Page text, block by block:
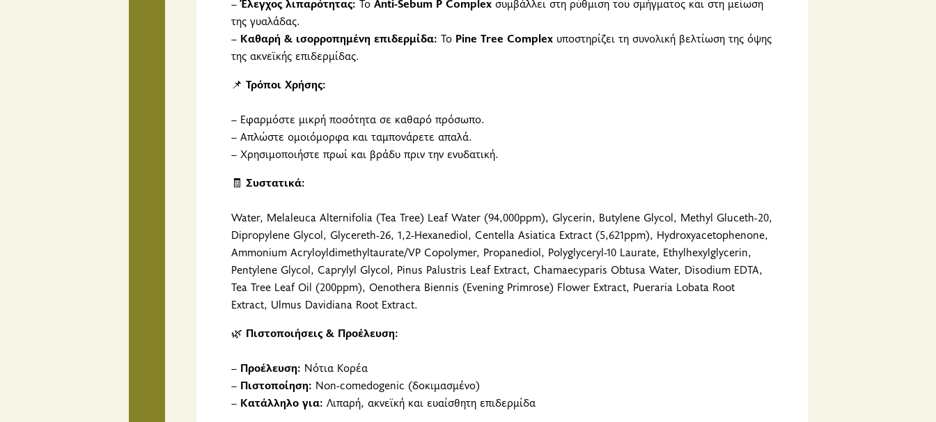
της γυαλάδας.
– Καθαρή & ισορροπημένη επιδερμίδα: Το Pine Tree Complex υποστηρίζει τη συνολική βελτίωση της όψης
της ακνεϊκής επιδερμίδας.
📌 Τρόποι Χρήσης:
– Εφαρμόστε μικρή ποσότητα σε καθαρό πρόσωπο.
– Απλώστε ομοιόμορφα και ταμπονάρετε απαλά.
– Χρησιμοποιήστε πρωί και βράδυ πριν την ενυδατική.
🧾 Συστατικά:
Water, Melaleuca Alternifolia (Tea Tree) Leaf Water (94,000ppm), Glycerin, Butylene Glycol, Methyl Gluceth-20,
Dipropylene Glycol, Glycereth-26, 1,2-Hexanediol, Centella Asiatica Extract (5,621ppm), Hydroxyacetophenone,
Ammonium Acryloyldimethyltaurate/VP Copolymer, Propanediol, Polyglyceryl-10 Laurate, Ethylhexylglycerin,
Pentylene Glycol, Caprylyl Glycol, Pinus Palustris Leaf Extract, Chamaecyparis Obtusa Water, Disodium EDTA,
Tea Tree Leaf Oil (200ppm), Oenothera Biennis (Evening Primrose) Flower Extract, Pueraria Lobata Root
Extract, Ulmus Davidiana Root Extract.
🌿 Πιστοποιήσεις & Προέλευση:
– Προέλευση: Νότια Κορέα
– Πιστοποίηση: Non-comedogenic (δοκιμασμένο)
– Κατάλληλο για: Λιπαρή, ακνεϊκή και ευαίσθητη επιδερμίδα